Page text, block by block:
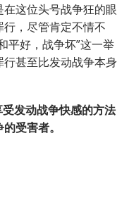
这位头号战争狂的眼
，尽管肯定不情不
平好，战争坏”这一举
甚至比发动战争本身
发动战争快感的方法
受害者。